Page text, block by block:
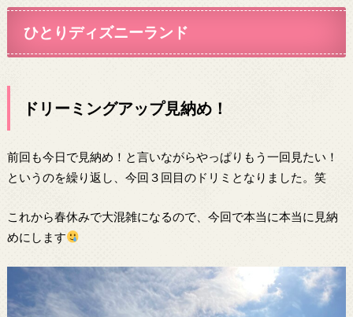
ひとりディズニーランド
ドリーミングアップ見納め！
前回も今日で見納め！と言いながらやっぱりもう一回見たい！
というのを繰り返し、今回３回目のドリミとなりました。笑
これから春休みで大混雑になるので、今回で本当に本当に見納
めにします